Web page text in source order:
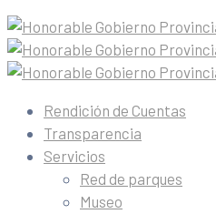
Rendición de Cuentas
Transparencia
Servicios
Red de parques
Museo